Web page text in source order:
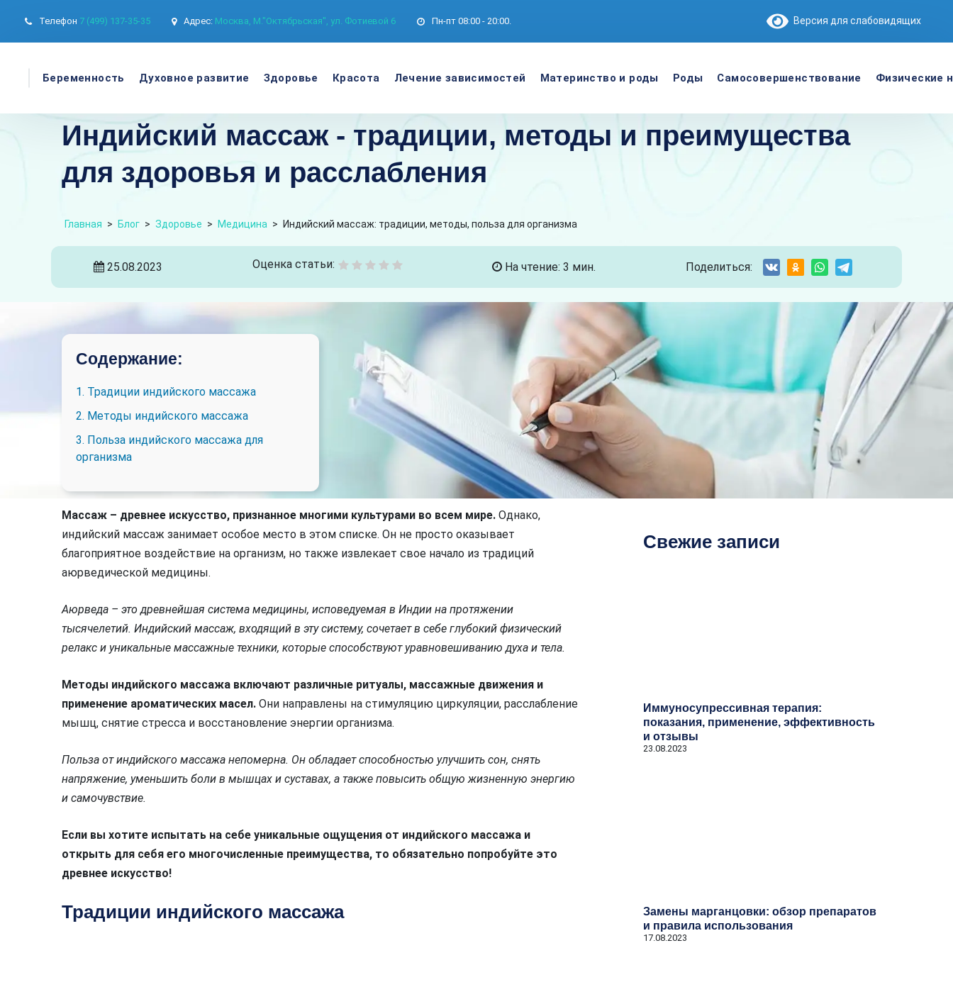
Телефон 7 (499) 137-35-35 Адрес: Москва, М."Октябрьская", ул. Фотиевой 6 Пн-пт 08:00 - 20:00. Версия для слабовидящих
Беременность Духовное развитие Здоровье Красота Лечение зависимостей Материнство и роды Роды Самосовершенствование Физические
Индийский массаж - традиции, методы и преимущества
для здоровья и расслабления
Главная > Блог > Здоровье > Медицина > Индийский массаж: традиции, методы, польза для организма
25.08.2023 Оценка статьи: На чтение: 3 мин. Поделиться:
Содержание:
1. Традиции индийского массажа
2. Методы индийского массажа
3. Польза индийского массажа для
организма
Массаж – древнее искусство, признанное многими культурами во всем мире. Однако,
индийский массаж занимает особое место в этом списке. Он не просто оказывает
благоприятное воздействие на организм, но также извлекает свое начало из традиций
аюрведической медицины.
Аюрведа – это древнейшая система медицины, исповедуемая в Индии на протяжении
тысячелетий. Индийский массаж, входящий в эту систему, сочетает в себе глубокий физический
релакс и уникальные массажные техники, которые способствуют уравновешиванию духа и тела.
Методы индийского массажа включают различные ритуалы, массажные движения и
применение ароматических масел. Они направлены на стимуляцию циркуляции, расслабление
мышц, снятие стресса и восстановление энергии организма.
Польза от индийского массажа непомерна. Он обладает способностью улучшить сон, снять
напряжение, уменьшить боли в мышцах и суставах, а также повысить общую жизненную энергию
и самочувствие.
Если вы хотите испытать на себе уникальные ощущения от индийского массажа и
открыть для себя его многочисленные преимущества, то обязательно попробуйте это
древнее искусство!
Традиции индийского массажа
Свежие записи
Иммуносупрессивная терапия:
показания, применение, эффективность
и отзывы
23.08.2023
Замены марганцовки: обзор препаратов
и правила использования
17.08.2023